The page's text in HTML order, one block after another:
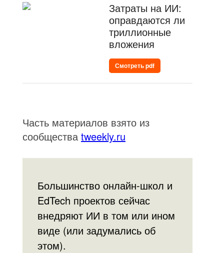
Затраты на ИИ:
оправдаются ли
триллионные
вложения
Смотреть pdf
Часть материалов взято из
сообщества tweekly.ru
Большинство онлайн-школ и
EdTech проектов сейчас
внедряют ИИ в том или ином
виде (или задумались об
этом).